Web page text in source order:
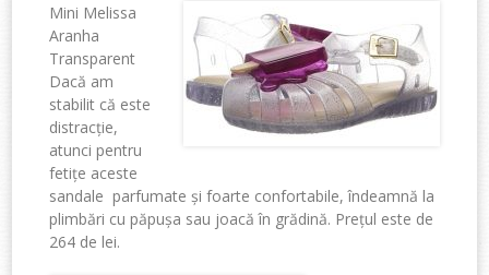
Mini Melissa
Aranha
Transparent
Dacă am
stabilit că este
distracție,
atunci pentru
fetițe aceste
sandale parfumate și foarte confortabile, îndeamnă la
plimbări cu păpușa sau joacă în grădină. Prețul este de
264 de lei.